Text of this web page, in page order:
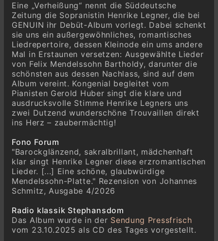
Felix Mendelssohn Bartholdy
Morgengruß "Über die Berge steigt schon die
Sonne" [op. 47/2] MWV K 100
Felix Mendelssohn Bartholdy
"Auf Flügeln des Gesanges" (Abendlied) [op.
34/2] MWV K 86
Felix Mendelssohn Bartholdy
"Warum sind denn die Rosen so blaß",
Fragment MWV K 83
Felix Mendelssohn Bartholdy
Neue Liebe "In dem Mondenschein im Walde"
[op. 19a/4] MWV K 70
Felix Mendelssohn Bartholdy
Volkslied "O säh ich auf der Heide dort" MWV
K 115
Felix Mendelssohn Bartholdy
"So schlaf in Ruh" MWV K 96
Felix Mendelssohn Bartholdy
Faunenklage "Er ist zerbrochen, der schönste
Krug" MWV K 11
Felix Mendelssohn Bartholdy
Eine „Verheißung“ nennt die Süddeutsche
Zeitung die Sopranistin Henrike Legner, die bei
GENUIN ihr Debüt-Album vorlegt. Dabei schenkt
sie uns ein außergewöhnliches, romantisches
Liedrepertoire, dessen Kleinode ein ums andere
Mal in Erstaunen versetzen: Ausgewählte Lieder
von Felix Mendelssohn Bartholdy, darunter die
schönsten aus dessen Nachlass, sind auf dem
Album vereint. Kongenial begleitet vom
Pianisten Gerold Huber singt die klare und
ausdrucksvolle Stimme Henrike Legners uns
zwei Dutzend wunderschöne Trouvaillen direkt
ins Herz – zaubermächtig!
Fono Forum
"Barockglänzend, sakralbrillant, mädchenhaft
klar singt Henrike Legner diese erzromantischen
Lieder. [...] Eine schöne, glaubwürdige
Mendelssohn-Platte." Rezension von Johannes
Schmitz, Ausgabe 4/2026
Radio klassik Stephansdom
Das Album wurde in der Sendung Pressfrisch
vom 23.10.2025 als CD des Tages vorgestellt.